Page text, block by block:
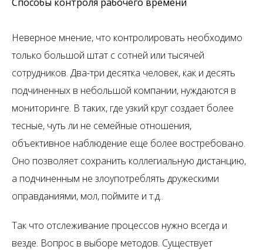
Неверное мнение, что контролировать необходимо
только большой штат с сотней или тысячей
сотрудников. Два-три десятка человек, как и десять
подчиненных в небольшой компании, нуждаются в
мониторинге. В таких, где узкий круг создает более
тесные, чуть ли не семейные отношения,
объективное наблюдение еще более востребовано.
Оно позволяет сохранить коллегиальную дистанцию,
а подчиненным не злоупотреблять дружескими
оправданиями, мол, поймите и т.д..
Так что отслеживание процессов нужно всегда и
везде. Вопрос в выборе методов. Существует